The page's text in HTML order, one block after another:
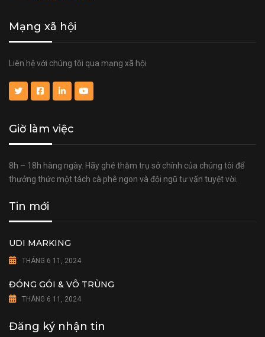
Mạng xã hội
Liên hệ với chúng tôi qua mạng xã hội
Giờ làm việc
8h – 18h hàng ngày. Hãy ghé thăm trụ sở chính của chúng tôi để
thưởng thức một tách cà phê ngon và đội ngũ tư vấn tuyệt vời.
Tin mới
UDI MARKING
THÁNG 6 11, 2024
ĐÓNG GÓI & VÔ TRÙNG
THÁNG 6 11, 2024
Đăng ký nhận tin